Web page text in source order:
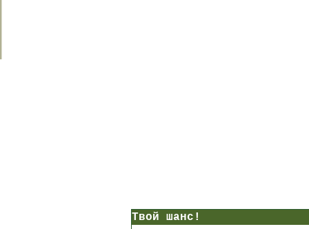
Твой шанс!